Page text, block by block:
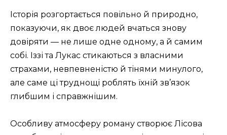
Історія розгортається повільно й природно,
показуючи, як двоє людей вчаться знову
довіряти — не лише одне одному, а й самим
собі. Іззі та Лукас стикаються з власними
страхами, невпевненістю й тінями минулого,
але саме ці труднощі роблять їхній зв’язок
глибшим і справжнішим.
Особливу атмосферу роману створює Лісова